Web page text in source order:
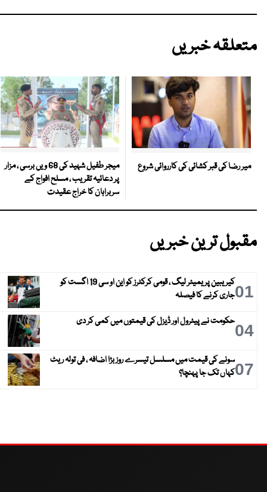
متعلقہ خبریں
میر رضا کی قبر کشائی کی کارروائی شروع
میجر طفیل شہید کی 68 ویں برسی ، مزار
پر دعائیہ تقریب ، مسلح افواج کے
سربراہان کا خراج عقیدت
مقبول ترین خبریں
01
کیریبین پریمیئر لیگ ، قومی کرکٹرز کو این او سی 19 اگست کو
جاری کرنے کا فیصلہ
04حکومت نے پیٹرول اور ڈیزل کی قیمتوں میں کمی کر دی
07سونے کی قیمت میں مسلسل تیسرے روز بڑا اضافہ ، فی تولہ ریٹ
کہاں تک جا پہنچا؟